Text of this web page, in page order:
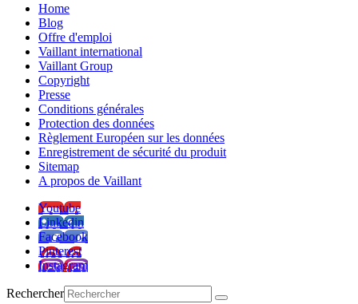
Home
Blog
Offre d'emploi
Vaillant international
Vaillant Group
Copyright
Presse
Conditions générales
Protection des données
Règlement Européen sur les données
Enregistrement de sécurité du produit
Sitemap
A propos de Vaillant
Youtube
Linkedin
Facebook
Pinterest
Instagram
Rechercher